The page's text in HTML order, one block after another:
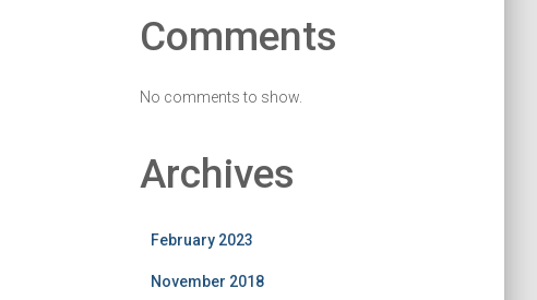
Comments
No comments to show.
Archives
February 2023
November 2018